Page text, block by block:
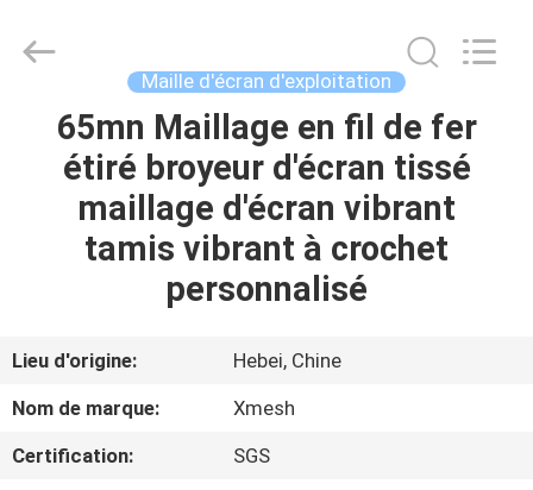
MAISON
PRODUITS
SUJET
DE
NOUS
Mesh
Maille d'écran d'exploitation
65mn Maillage en fil de fer
étiré broyeur d'écran tissé
maillage d'écran vibrant
tamis vibrant à crochet
personnalisé
Lieu d'origine:
Hebei, Chine
Nom de marque:
Xmesh
Certification:
SGS